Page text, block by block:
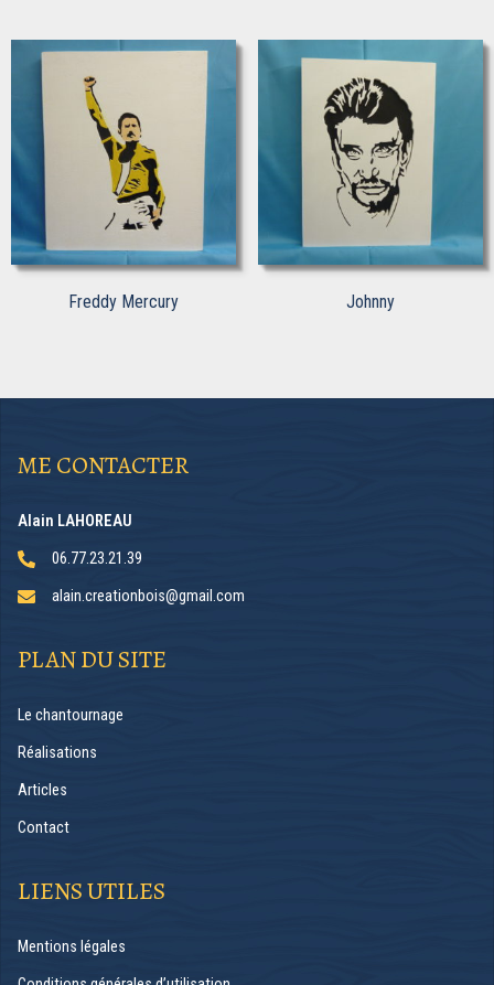
Freddy Mercury Johnny
ME CONTACTER
Alain LAHOREAU
06.77.23.21.39
alain.creationbois@gmail.com
PLAN DU SITE
Le chantournage
Réalisations
Articles
Contact
LIENS UTILES
Mentions légales